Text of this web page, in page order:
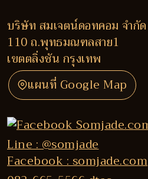
บริษัท สมเจตน์ดอทคอม จำกัด
110 ถ.พุทธมณฑลสาย1
เขตตลิ่งชัน กรุงเทพ
แผนที่ Google Map
Line : @somjade
Facebook : somjade.com